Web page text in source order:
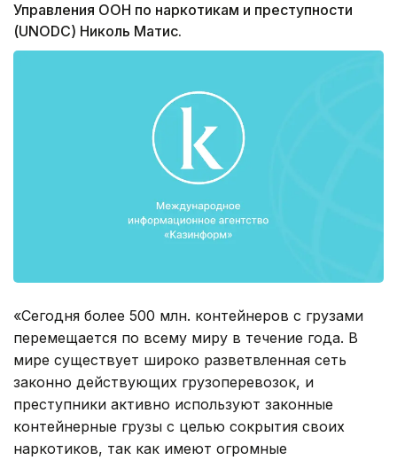
Управления ООН по наркотикам и преступности
(UNODC) Николь Матис.
«Сегодня более 500 млн. контейнеров с грузами
перемещается по всему миру в течение года. В
мире существует широко разветвленная сеть
законно действующих грузоперевозок, и
преступники активно используют законные
контейнерные грузы с целью сокрытия своих
наркотиков, так как имеют огромные